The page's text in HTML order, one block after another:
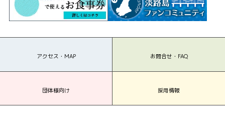
アクセス・MAP お問合せ・FAQ
団体様向け 採用情報